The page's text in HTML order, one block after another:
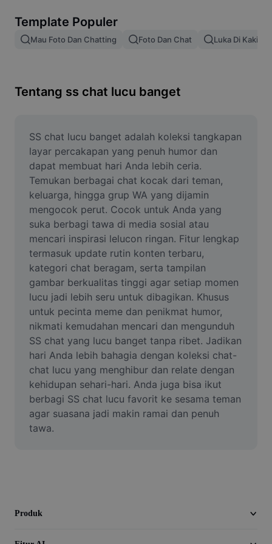
Gabung gambar
Ubah Ukuran Gambar
Pembuat Meme
AI Text Remover
AI People Remover
AI Inpainting
Face Cutout
Video
Hapus latar belakang video
Tingkatkan kualitas
Editor Video
Pangkas Video
Tambahkan Subtitle ke Video
Konverter Video
Template Populer
Mau Foto Dan Chatting Foto Dan Chat Luka Di Kaki
Tentang ss chat lucu banget
SS chat lucu banget adalah koleksi tangkapan
layar percakapan yang penuh humor dan
dapat membuat hari Anda lebih ceria.
Temukan berbagai chat kocak dari teman,
keluarga, hingga grup WA yang dijamin
mengocok perut. Cocok untuk Anda yang
suka berbagi tawa di media sosial atau
mencari inspirasi lelucon ringan. Fitur lengkap
termasuk update rutin konten terbaru,
kategori chat beragam, serta tampilan
gambar berkualitas tinggi agar setiap momen
lucu jadi lebih seru untuk dibagikan. Khusus
untuk pecinta meme dan penikmat humor,
nikmati kemudahan mencari dan mengunduh
SS chat yang lucu banget tanpa ribet. Jadikan
hari Anda lebih bahagia dengan koleksi chat-
chat lucu yang menghibur dan relate dengan
kehidupan sehari-hari. Anda juga bisa ikut
berbagi SS chat lucu favorit ke sesama teman
agar suasana jadi makin ramai dan penuh
tawa.
Produk